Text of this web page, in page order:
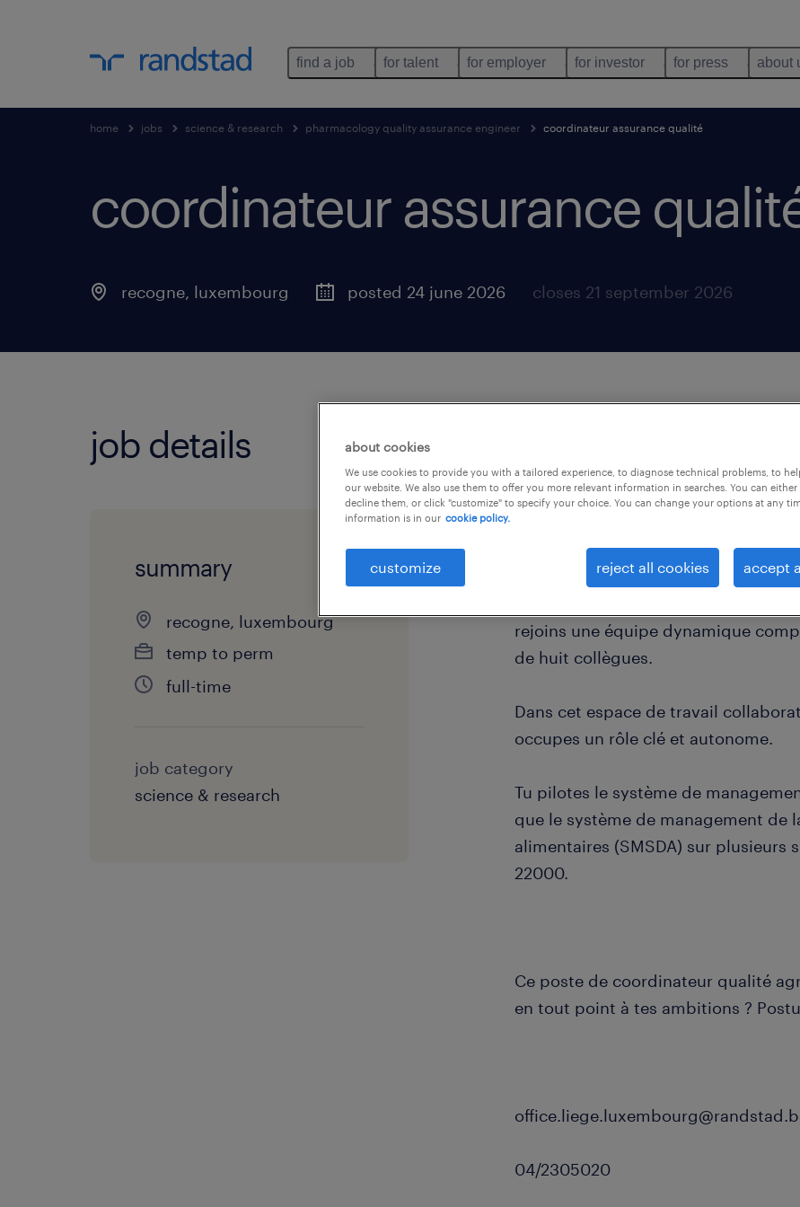
find a job for talent for employer for investor for press about
home jobs science & research pharmacology quality assurance engineer coordinateur assurance qualité
coordinateur assurance
recogne, luxembourg posted 24 june 2026 closes 21 september 2026
job details
summary
recogne, luxembourg
temp to perm
full-time
job category
science & research
agroalimentaire à Libramont!
En intégrant ce groupe leader du
rejoins une équipe dynamique
de huit collègues.
Dans cet espace de travail
occupes un rôle clé et autonome.
Tu pilotes le système de
que le système de management de
alimentaires (SMSDA) sur plusieurs
22000.
Ce poste de coordinateur qualité
en tout point à tes ambitions ?
04/2305020
about cookies
We use cookies to provide you with a tailored experience, to diagnose technical problems, to
our website. We also use them to offer you more relevant information in searches. You can
decline them, or click "customize" to specify your choice. You can change your options at any
information is in our cookie policy.
customize reject all cookies accept